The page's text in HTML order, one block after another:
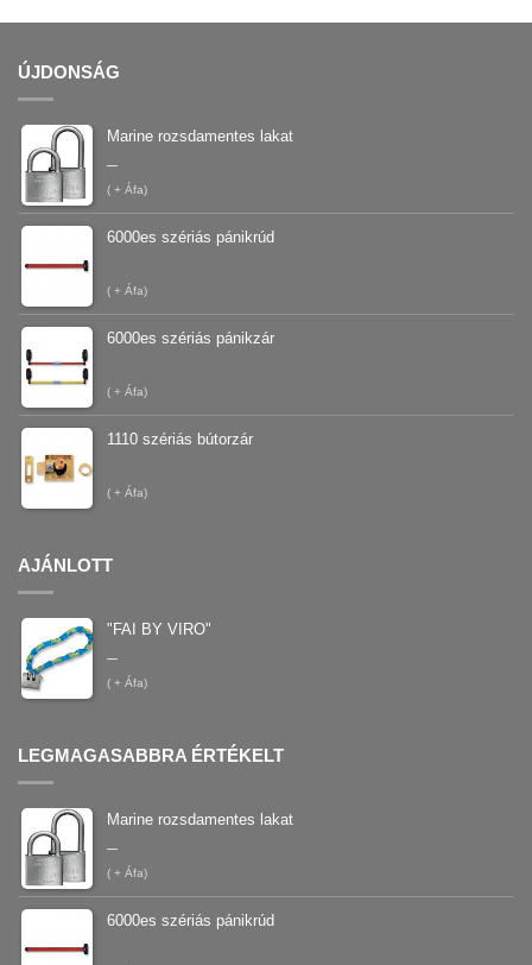
ÚJDONSÁG
Marine rozsdamentes lakat
–
( + Áfa)
6000es szériás pánikrúd
( + Áfa)
6000es szériás pánikzár
( + Áfa)
1110 szériás bútorzár
( + Áfa)
AJÁNLOTT
"FAI BY VIRO"
–
( + Áfa)
LEGMAGASABBRA ÉRTÉKELT
Marine rozsdamentes lakat
–
( + Áfa)
6000es szériás pánikrúd